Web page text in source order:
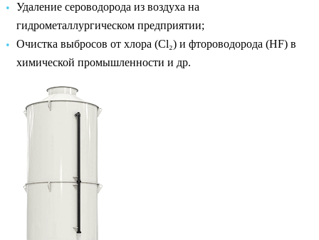
Удаление сероводорода из воздуха на
гидрометаллургическом предприятии;
Очистка выбросов от хлора (Cl₂) и фтороводорода (HF) в
химической промышленности и др.